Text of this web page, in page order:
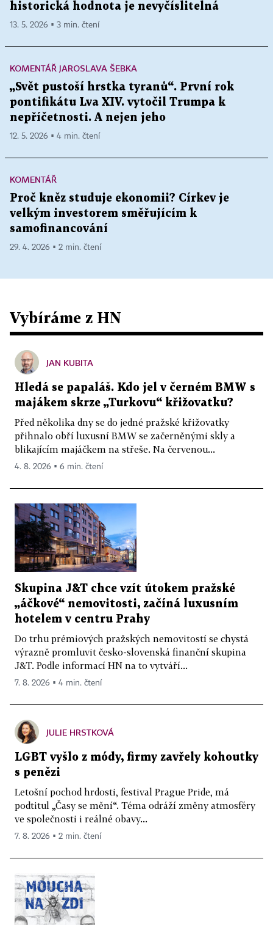
historická hodnota je nevyčíslitelná
13. 5. 2026 ▪ 3 min. čtení
KOMENTÁŘ JAROSLAVA ŠEBKA
„Svět pustoší hrstka tyranů“. První rok
pontifikátu Lva XIV. vytočil Trumpa k
nepříčetnosti. A nejen jeho
12. 5. 2026 ▪ 4 min. čtení
KOMENTÁŘ
Proč kněz studuje ekonomii? Církev je
velkým investorem směřujícím k
samofinancování
29. 4. 2026 ▪ 2 min. čtení
Vybíráme z HN
JAN KUBITA
Hledá se papaláš. Kdo jel v černém BMW s
majákem skrze „Turkovu“ křižovatku?
Před několika dny se do jedné pražské křižovatky
přihnalo obří luxusní BMW se začerněnými skly a
blikajícím majáčkem na střeše. Na červenou...
4. 8. 2026 ▪ 6 min. čtení
Skupina J&T chce vzít útokem pražské
„áčkové“ nemovitosti, začíná luxusním
hotelem v centru Prahy
Do trhu prémiových pražských nemovitostí se chystá
výrazně promluvit česko-slovenská finanční skupina
J&T. Podle informací HN na to vytváří...
7. 8. 2026 ▪ 4 min. čtení
JULIE HRSTKOVÁ
LGBT vyšlo z módy, firmy zavřely kohoutky
s penězi
Letošní pochod hrdosti, festival Prague Pride, má
podtitul „Časy se mění“. Téma odráží změny atmosféry
ve společnosti i reálné obavy...
7. 8. 2026 ▪ 2 min. čtení